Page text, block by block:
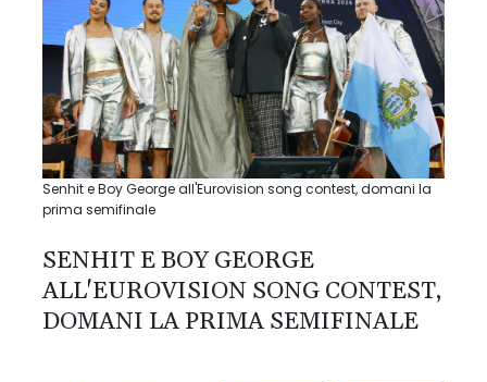
Senhit e Boy George all'Eurovision song contest, domani la
prima semifinale
SENHIT E BOY GEORGE
ALL'EUROVISION SONG CONTEST,
DOMANI LA PRIMA SEMIFINALE